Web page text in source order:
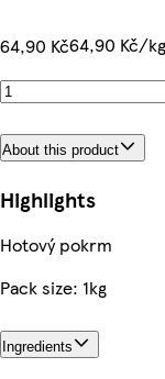
64,90 Kč64,90 Kč/kg
About this product
Highlights
Hotový pokrm
Pack size: 1kg
Ingredients